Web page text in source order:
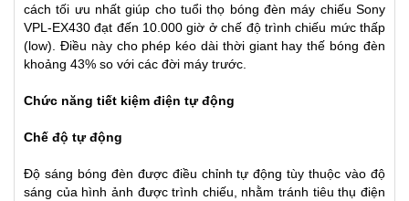
cách tối ưu nhất giúp cho tuổi thọ bóng đèn máy chiếu Sony
VPL-EX430 đạt đến 10.000 giờ ở chế độ trình chiếu mức thấp
(low). Điều này cho phép kéo dài thời giant hay thế bóng đèn
khoảng 43% so với các đời máy trước.
Chức năng tiết kiệm điện tự động
Chế độ tự động
Độ sáng bóng đèn được điều chỉnh tự động tùy thuộc vào độ
sáng của hình ảnh được trình chiếu, nhằm tránh tiêu thụ điện